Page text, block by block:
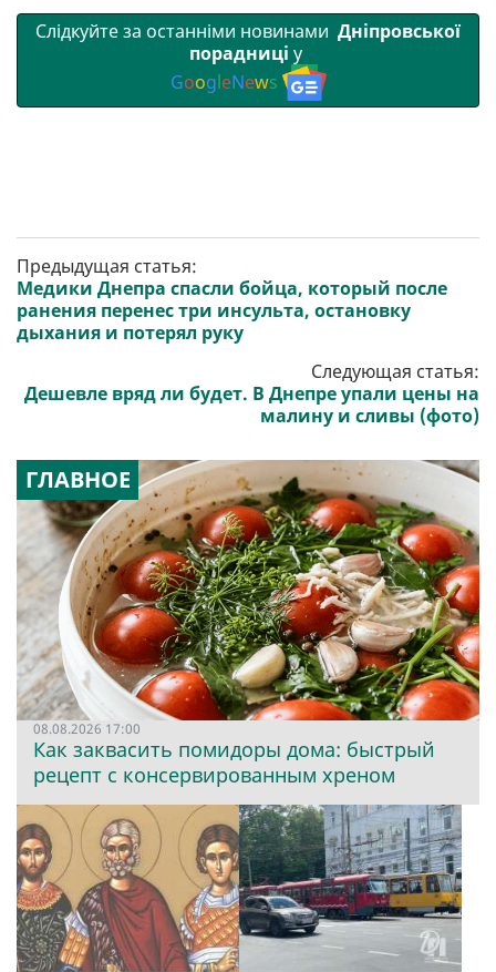
Слідкуйте за останніми новинами Дніпровської
порадниці у
GoogleNews
Предыдущая статья:
Медики Днепра спасли бойца, который после
ранения перенес три инсульта, остановку
дыхания и потерял руку
Следующая статья:
Дешевле вряд ли будет. В Днепре упали цены на
малину и сливы (фото)
ГЛАВНОЕ
08.08.2026 17:00
Как заквасить помидоры дома: быстрый
рецепт с консервированным хреном